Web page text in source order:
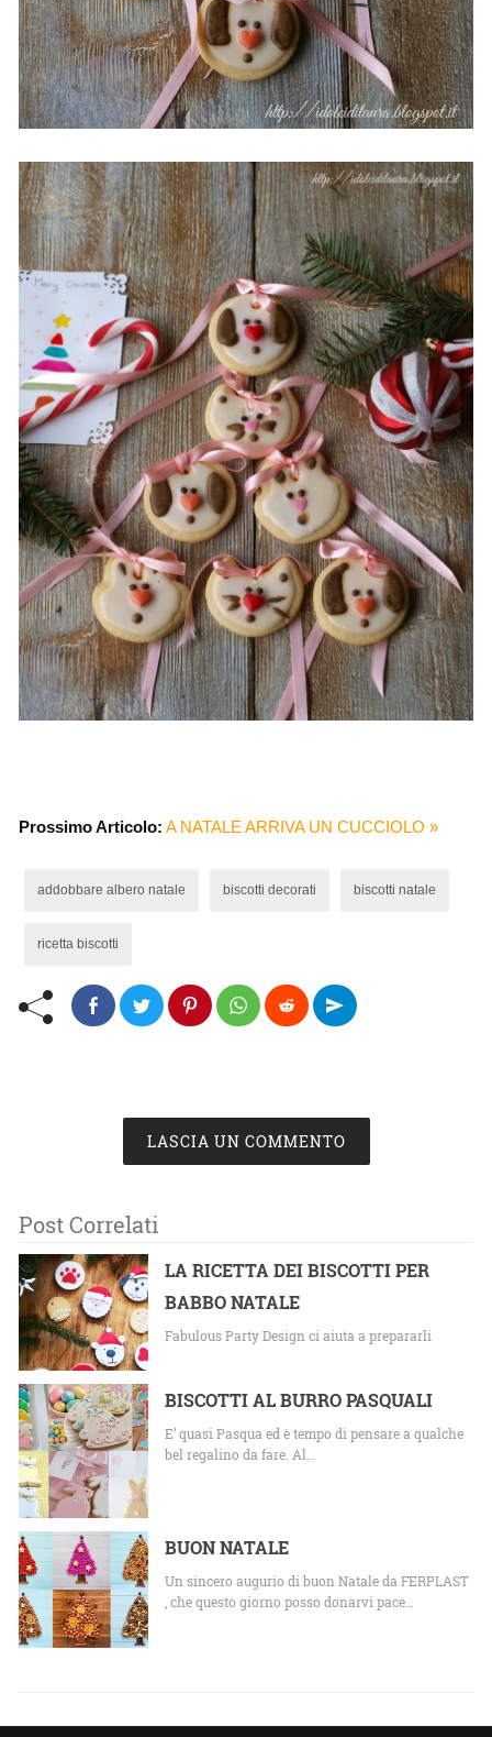
Prossimo Articolo: A NATALE ARRIVA UN CUCCIOLO »
addobbare albero natale biscotti decorati biscotti natale
ricetta biscotti
LASCIA UN COMMENTO
Post Correlati
LA RICETTA DEI BISCOTTI PER
BABBO NATALE
Fabulous Party Design ci aiuta a prepararli
BISCOTTI AL BURRO PASQUALI
E’ quasi Pasqua ed è tempo di pensare a qualche
bel regalino da fare. Al…
BUON NATALE
Un sincero augurio di buon Natale da FERPLAST
, che questo giorno posso donarvi pace…